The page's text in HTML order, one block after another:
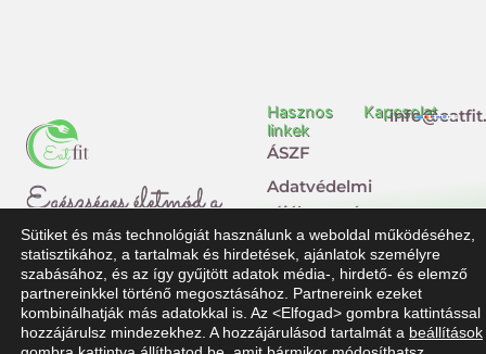
Egészséges életmód a
mindennapokban
F
a
T
i
Hasznos
linkek
ÁSZF
Adatvédelmi
tájékoztató
Impresszum
Jogi
nyilatkozat
Dolgozz
Kapcsolat
Sütiket és más technológiát használunk a weboldal működéséhez,
statisztikához, a tartalmak és hirdetések, ajánlatok személyre
szabásához, és az így gyűjtött adatok média-, hirdető- és elemző
partnereinkkel történő megosztásához. Partnereink ezeket
kombinálhatják más adatokkal is. Az <Elfogad> gombra kattintással
hozzájárulsz mindezekhez. A hozzájárulásod tartalmát a beállítások